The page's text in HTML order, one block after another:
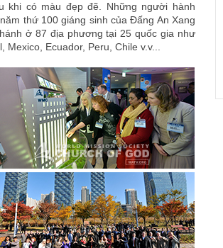
khi có màu đẹp đẽ. Những người hành
thứ 100 giáng sinh của Đấng An Xang
ở 87 địa phương tại 25 quốc gia như
Ecuador, Peru, Chile v.v...